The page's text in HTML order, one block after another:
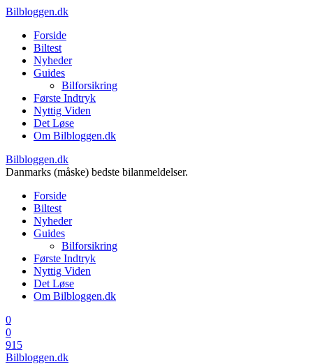
Bilbloggen.dk
Forside
Biltest
Nyheder
Guides
Bilforsikring
Første Indtryk
Nyttig Viden
Det Løse
Om Bilbloggen.dk
Bilbloggen.dk
Danmarks (måske) bedste bilanmeldelser.
Forside
Biltest
Nyheder
Guides
Bilforsikring
Første Indtryk
Nyttig Viden
Det Løse
Om Bilbloggen.dk
0
0
915
Bilbloggen.dk